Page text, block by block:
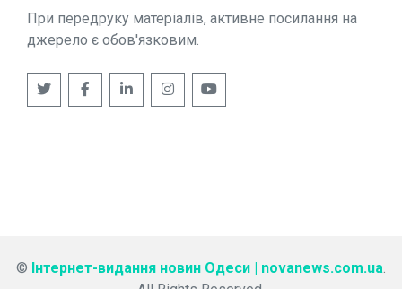
При передруку матеріалів, активне посилання на
джерело є обов'язковим.
© Інтернет-видання новин Одеси | novanews.com.ua.